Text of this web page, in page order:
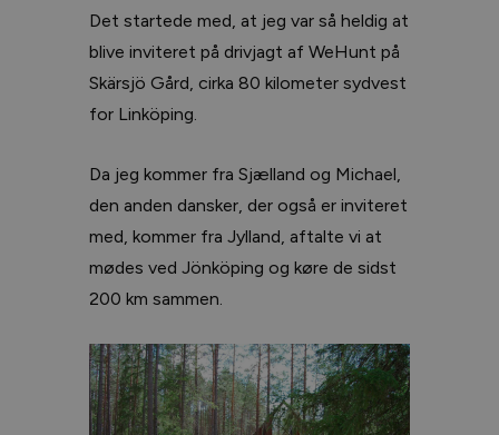
Det startede med, at jeg var så heldig at
blive inviteret på drivjagt af WeHunt på
Skärsjö Gård, cirka 80 kilometer sydvest
for Linköping.
Da jeg kommer fra Sjælland og Michael,
den anden dansker, der også er inviteret
med, kommer fra Jylland, aftalte vi at
mødes ved Jönköping og køre de sidst
200 km sammen.